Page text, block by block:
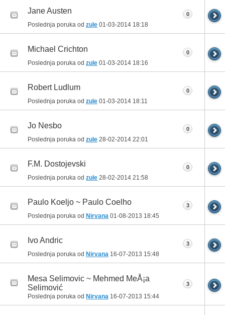
Jane Austen
Poslednja poruka od zule 01-03-2014 18:18
0
Michael Crichton
Poslednja poruka od zule 01-03-2014 18:16
0
Robert Ludlum
Poslednja poruka od zule 01-03-2014 18:11
0
Jo Nesbo
Poslednja poruka od zule 28-02-2014 22:01
0
F.M. Dostojevski
Poslednja poruka od zule 28-02-2014 21:58
0
Paulo Koeljo ~ Paulo Coelho
Poslednja poruka od Nirvana 01-08-2013 18:45
3
Ivo Andric
Poslednja poruka od Nirvana 16-07-2013 15:48
3
Mesa Selimovic ~ Mehmed MeÅ¡a
Selimović
Poslednja poruka od Nirvana 16-07-2013 15:44
3